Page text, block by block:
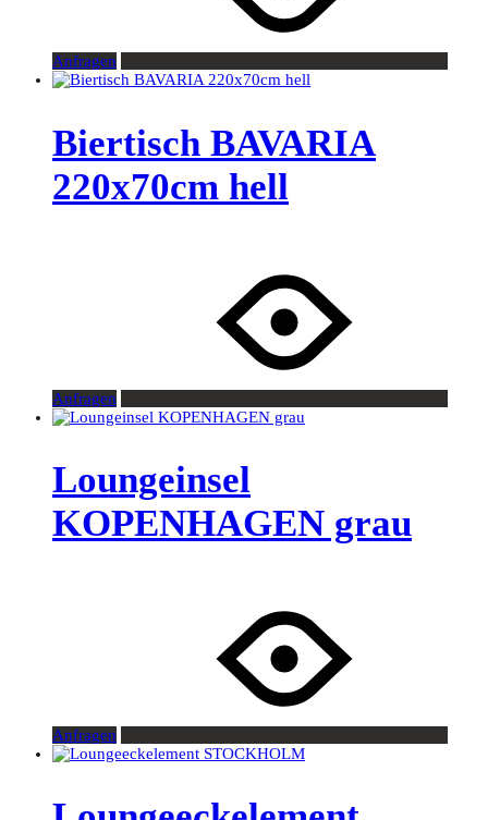
Anfragen
Biertisch BAVARIA
220x70cm hell
Anfragen
Loungeinsel
KOPENHAGEN grau
Anfragen